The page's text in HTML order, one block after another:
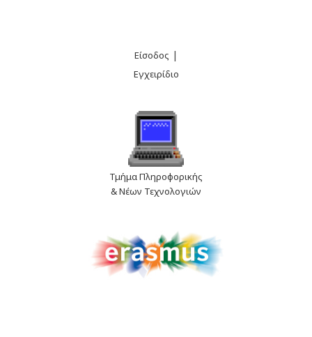
Είσοδος |
Εγχειρίδιο
Τμήμα Πληροφορικής
& Νέων Τεχνολογιών